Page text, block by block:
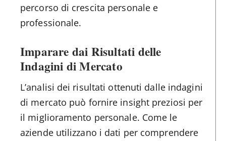
percorso di crescita personale e
professionale.
Imparare dai Risultati delle
Indagini di Mercato
L’analisi dei risultati ottenuti dalle indagini
di mercato può fornire insight preziosi per
il miglioramento personale. Come le
aziende utilizzano i dati per comprendere